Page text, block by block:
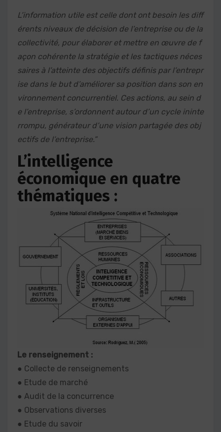
L’information utile est celle dont ont besoin les diff
érents niveaux de décision de l’entreprise ou de la
collectivité, pour élaborer et mettre en œuvre de f
açon cohérente la stratégie et les tactiques néces
saires à l’atteinte des objectifs définis par l’entrepr
ise dans le but d’améliorer sa position dans son en
vironnement concurrentiel. Ces actions, au sein d
e l’entreprise, s’ordonnent autour d’un cycle ininte
rrompu, générateur d’une vision partagée des obj
ectifs de l’entreprise.”
L’intelligence
économique en quatre
thématiques :
Le renseignement :
● Collecte de renseignements
● Etude de marché
● Audit de la concurrence
● Observations diverses
● Etude du savoir